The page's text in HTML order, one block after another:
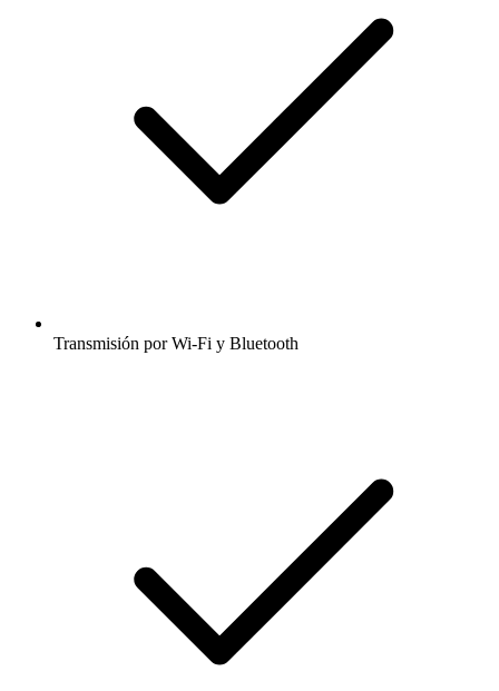
Transmisión por Wi-Fi y Bluetooth